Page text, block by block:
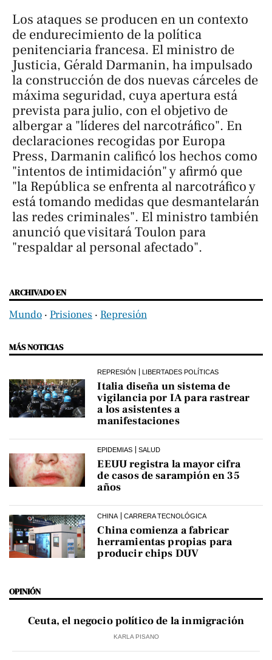
Los ataques se producen en un contexto
de endurecimiento de la política
penitenciaria francesa. El ministro de
Justicia, Gérald Darmanin, ha impulsado
la construcción de dos nuevas cárceles de
máxima seguridad, cuya apertura está
prevista para julio, con el objetivo de
albergar a "líderes del narcotráfico". En
declaraciones recogidas por Europa
Press, Darmanin calificó los hechos como
"intentos de intimidación" y afirmó que
"la República se enfrenta al narcotráfico y
está tomando medidas que desmantelarán
las redes criminales". El ministro también
anunció que visitará Toulon para
"respaldar al personal afectado".
ARCHIVADO EN
Mundo ‧ Prisiones ‧ Represión
MÁS NOTICIAS
REPRESIÓN LIBERTADES POLÍTICAS
Italia diseña un sistema de
vigilancia por IA para rastrear
a los asistentes a
manifestaciones
EPIDEMIAS SALUD
EEUU registra la mayor cifra
de casos de sarampión en 35
años
CHINA CARRERA TECNOLÓGICA
China comienza a fabricar
herramientas propias para
producir chips DUV
OPINIÓN
Ceuta, el negocio político de la inmigración
KARLA PISANO